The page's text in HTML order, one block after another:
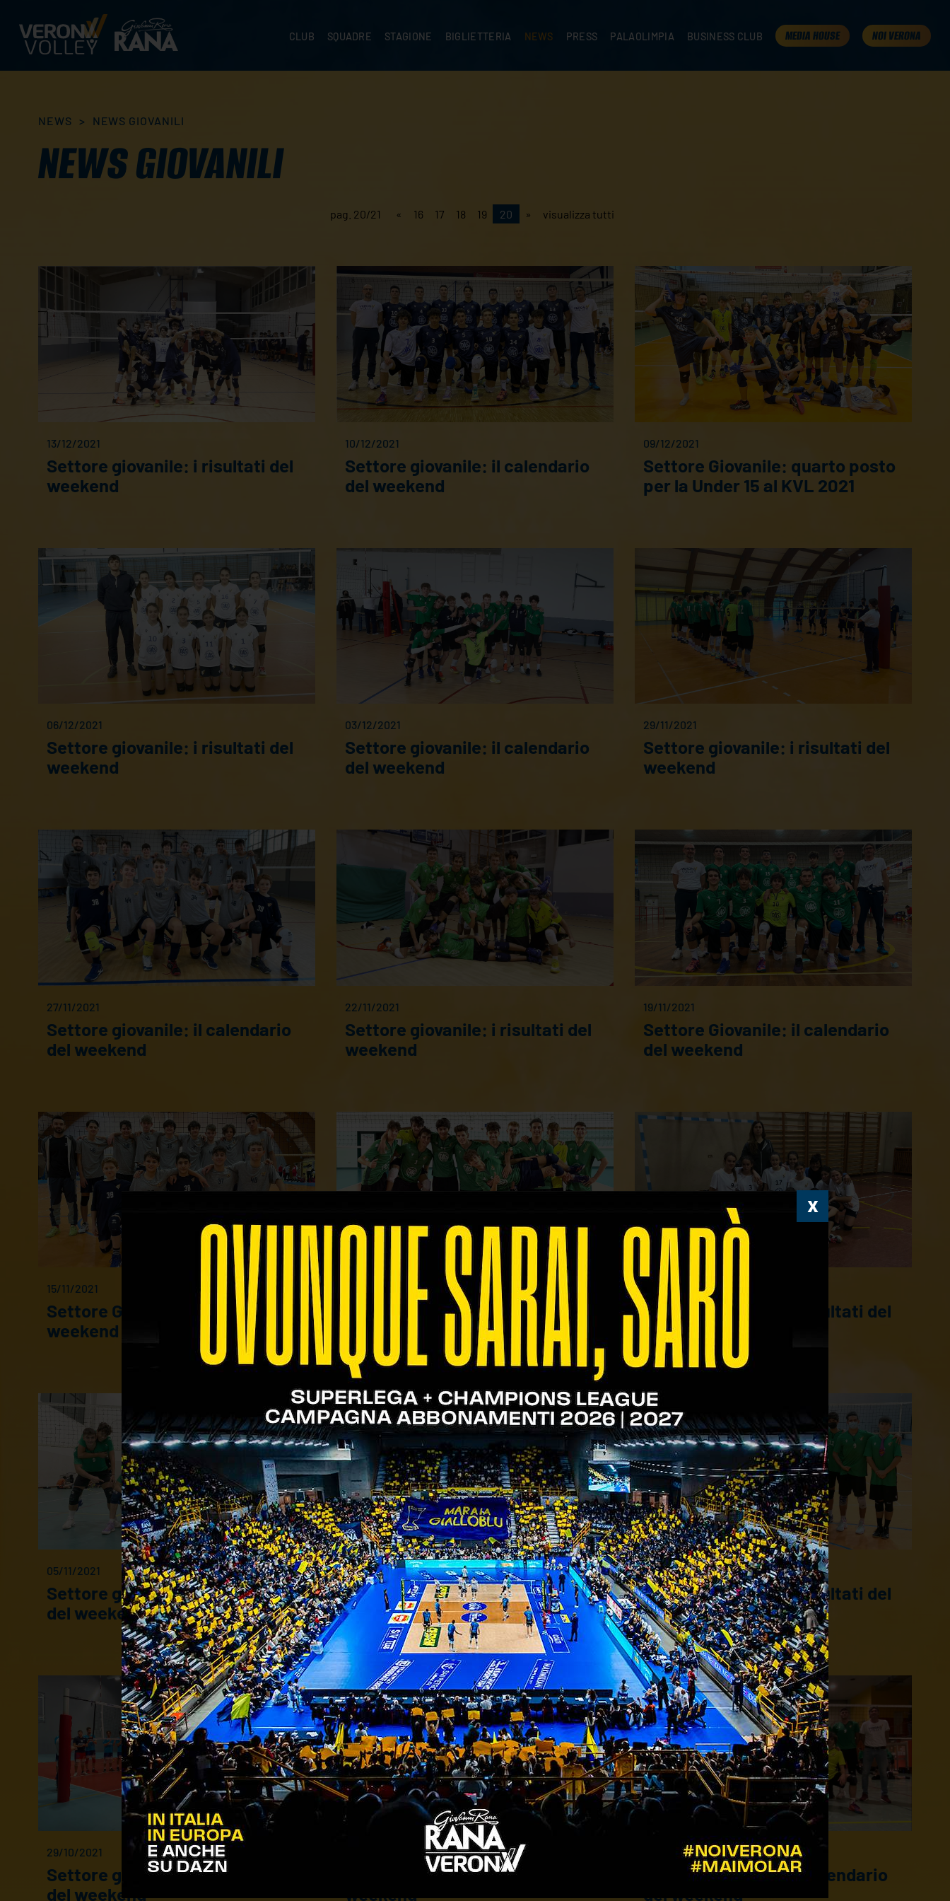
CLUB SQUADRE STAGIONE BIGLIETTERIA NEWS PRESS PALAOLIMPIA BUSINESS CLUB MEDIA HOUSE NOI VERONA
NEWS > NEWS GIOVANILI
NEWS GIOVANILI
pag. 20/21 « 16 17 18 19 20 » visualizza tutti
13/12/2021
Settore giovanile: i risultati del
weekend
10/12/2021
Settore giovanile: il calendario
del weekend
09/12/2021
Settore Giovanile: quarto posto
per la Under 15 al KVL 2021
06/12/2021
Settore giovanile: i risultati del
weekend
03/12/2021
Settore giovanile: il calendario
del weekend
29/11/2021
Settore giovanile: i risultati del
weekend
27/11/2021
Settore giovanile: il calendario
del weekend
22/11/2021
Settore giovanile: i risultati del
weekend
19/11/2021
Settore Giovanile: il calendario
del weekend
15/11/2021
Settore Giovanile: i risultati del
weekend
Settore giovanile: il calendario
del weekend
08/11/2021
Settore Giovanile: i risultati del
weekend
05/11/2021
Settore giovanile: il calendario
del weekend
02/11/2021
Settore Giovanile: nuova
partnership con Dual Volley
01/11/2021
Settore Giovanile: i risultati del
weekend
29/10/2021
Settore giovanile: il calendario
del weekend
Settore giovanile: i risultati del
weekend
22/10/2021
Settore giovanile: il calendario
del weekend